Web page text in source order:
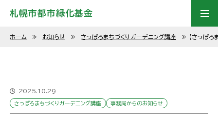
札幌市都市緑化基金
ホーム ≫ お知らせ ≫ さっぽろまちづくりガーデニング講座 ≫ 【さっぽ
2025.10.29
さっぽろまちづくりガーデニング講座 事務局からのお知らせ